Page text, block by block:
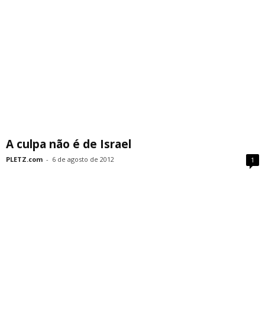
A culpa não é de Israel
PLETZ.com - 6 de agosto de 2012 1